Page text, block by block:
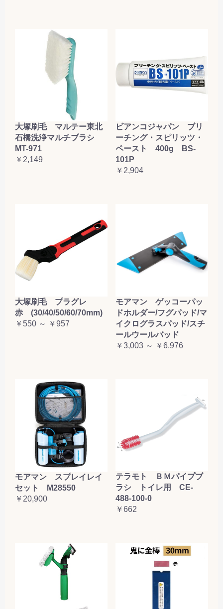
大塚刷毛 マルテー東北
石橋洗浄マルチブラシ
MT-971
￥2,149
ビアンコジャパン ブリ
ーチング・スピリッツ・
ペースト 400g BS-
101P
￥2,904
大塚刷毛 プラグレ
赤 (30/40/50/60/70mm)
￥550 ～ ￥957
モアマン ゲッコーパッ
ドホルダー/フグパッド/マ
イクログラスパッド/スチ
ールウールバッド
￥3,003 ～ ￥6,976
モアマン スプレイレイ
セット M28550
￥20,900
テラモト ＢＭパイプブ
ラシ トイレ用 CE-
488-100-0
￥662